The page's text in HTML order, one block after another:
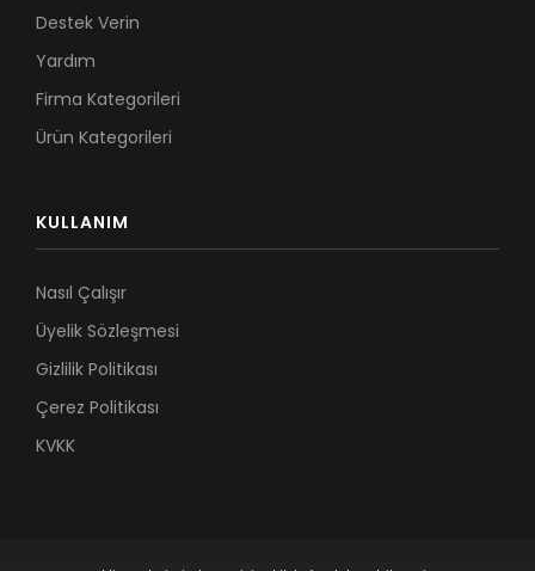
Destek Verin
Yardım
Firma Kategorileri
Ürün Kategorileri
KULLANIM
Nasıl Çalışır
Üyelik Sözleşmesi
Gizlilik Politikası
Çerez Politikası
KVKK